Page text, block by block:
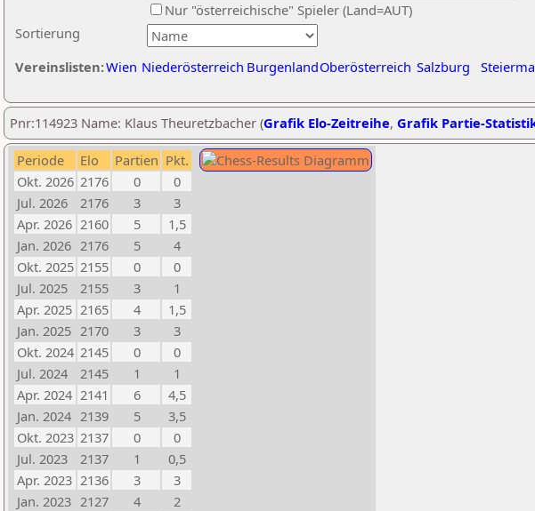
Sortierung
Nur "österreichische" Spieler (Land=AUT)
Vereinslisten:Wien Niederösterreich BurgenlandOberösterreich Salzburg
Pnr:114923 Name: Klaus Theuretzbacher (Grafik Elo-Zeitreihe, Grafik Partie-
Periode Elo Partien Pkt.
Okt. 2026 2176 0
0
Jul. 2026
2176 3
3
Apr. 2026 2160 5
1,5
Jan. 2026 2176 5
4
Okt. 2025 2155 0
0
Jul. 2025
2155 3
1
Apr. 2025 2165 4
1,5
Jan. 2025 2170 3
3
Okt. 2024 2145 0
0
Jul. 2024
2145 1
1
Apr. 2024 2141 6
4,5
Jan. 2024 2139 5
3,5
Okt. 2023 2137 0
0
Jul. 2023
2137 1
0,5
Apr. 2023 2136 3
3
Jan. 2023 2127 4
2